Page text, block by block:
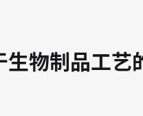
物制品工艺